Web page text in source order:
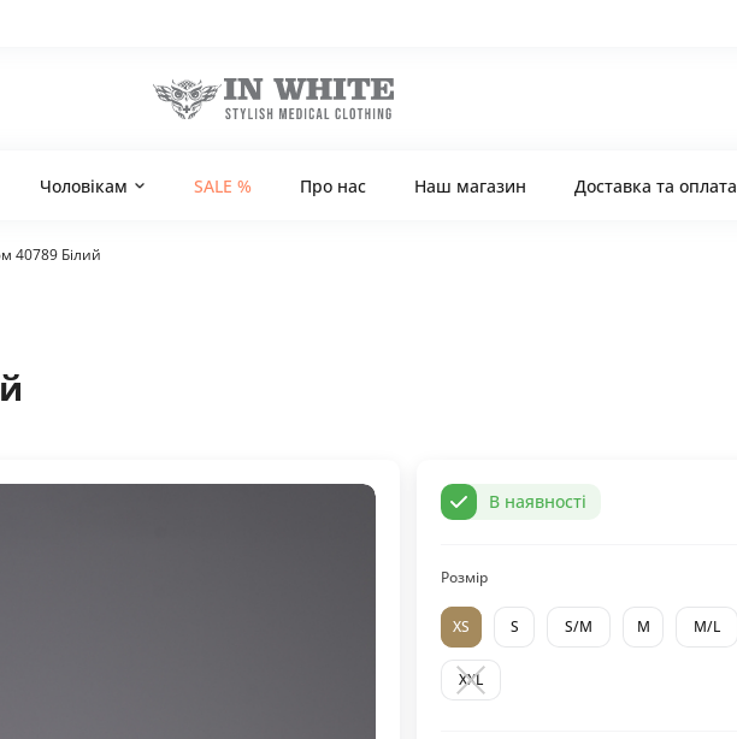
Чоловікам SALE % Про нас Наш магазин Доставка та оплата
40789 Білий
В наявності
Розмір
XS S S/M M M/L
XXL